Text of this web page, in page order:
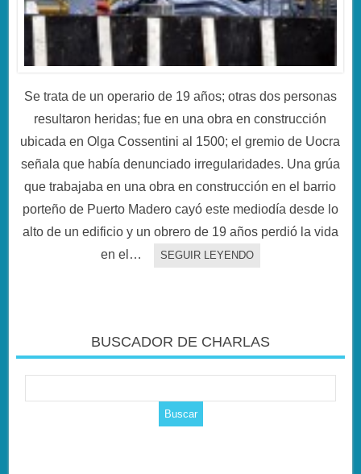
Se trata de un operario de 19 años; otras dos personas
resultaron heridas; fue en una obra en construcción
ubicada en Olga Cossentini al 1500; el gremio de Uocra
señala que había denunciado irregularidades. Una grúa
que trabajaba en una obra en construcción en el barrio
porteño de Puerto Madero cayó este mediodía desde lo
alto de un edificio y un obrero de 19 años perdió la vida
en el…
SEGUIR LEYENDO
BUSCADOR DE CHARLAS